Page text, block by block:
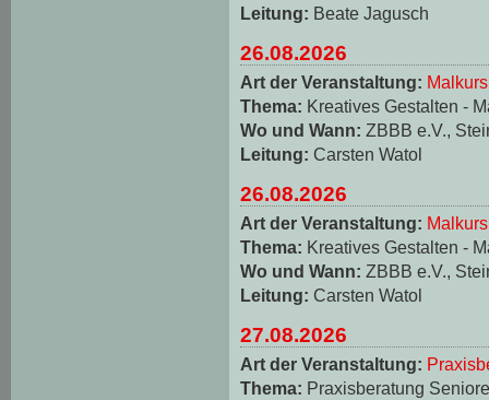
Leitung: Beate Jagusch
26.08.2026
Art der Veranstaltung: Malkurs
Thema: Kreatives Gestalten -
Wo und Wann: ZBBB e.V.,
Leitung: Carsten Watol
26.08.2026
Art der Veranstaltung: Malkurs
Thema: Kreatives Gestalten -
Wo und Wann: ZBBB e.V.,
Leitung: Carsten Watol
27.08.2026
Art der Veranstaltung:
Thema: Praxisberatung